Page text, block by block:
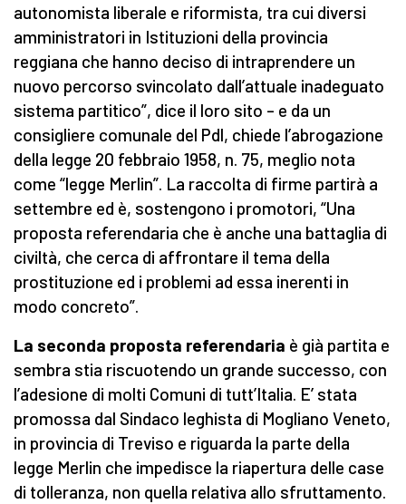
autonomista liberale e riformista, tra cui diversi
amministratori in Istituzioni della provincia
reggiana che hanno deciso di intraprendere un
nuovo percorso svincolato dall’attuale inadeguato
sistema partitico”, dice il loro sito – e da un
consigliere comunale del Pdl, chiede l’abrogazione
della legge 20 febbraio 1958, n. 75, meglio nota
come “legge Merlin”. La raccolta di firme partirà a
settembre ed è, sostengono i promotori, “Una
proposta referendaria che è anche una battaglia di
civiltà, che cerca di affrontare il tema della
prostituzione ed i problemi ad essa inerenti in
modo concreto”.
La seconda proposta referendaria è già partita e
sembra stia riscuotendo un grande successo, con
l’adesione di molti Comuni di tutt’Italia. E’ stata
promossa dal Sindaco leghista di Mogliano Veneto,
in provincia di Treviso e riguarda la parte della
legge Merlin che impedisce la riapertura delle case
di tolleranza, non quella relativa allo sfruttamento.